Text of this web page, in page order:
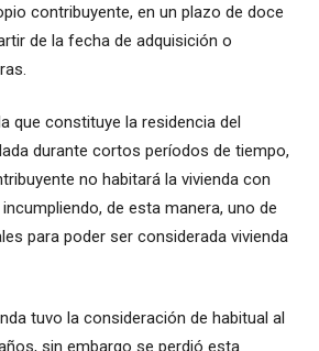
contribuyente, en un plazo de doce
de la fecha de adquisición o
que constituye la residencia del
durante cortos períodos de tiempo,
no habitará la vivienda con
de esta manera, uno de
para poder ser considerada vivienda
tuvo la consideración de habitual al
sin embargo se perdió esta